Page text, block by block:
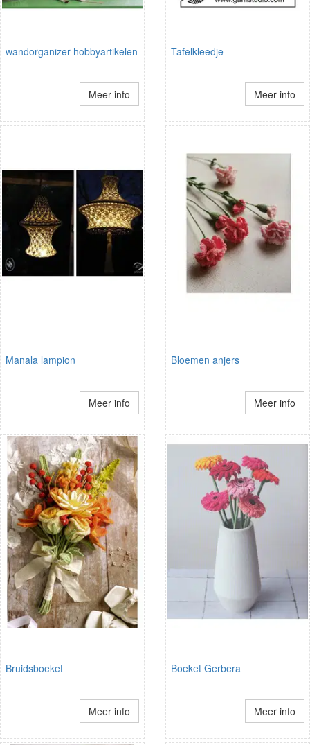
wandorganizer hobbyartikelen
Meer info
Tafelkleedje
Meer info
Manala lampion
Meer info
Bloemen anjers
Meer info
Bruidsboeket
Meer info
Boeket Gerbera
Meer info